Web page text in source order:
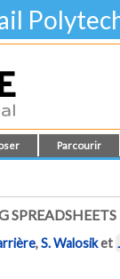
Parcourir
,S. Walosiket